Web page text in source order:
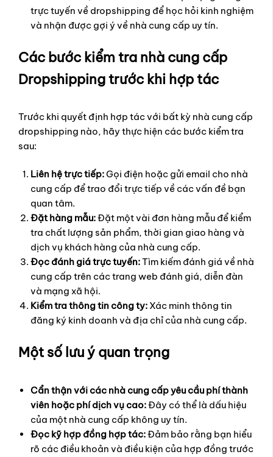
trực tuyến về dropshipping để học hỏi kinh nghiệm
và nhận được gợi ý về nhà cung cấp uy tín.
Các bước kiểm tra nhà cung cấp
Dropshipping trước khi hợp tác
Trước khi quyết định hợp tác với bất kỳ nhà cung cấp
dropshipping nào, hãy thực hiện các bước kiểm tra
sau:
Liên hệ trực tiếp:Gọi điện hoặc gửi email cho nhà
cung cấp để trao đổi trực tiếp về các vấn đề bạn
quan tâm.
Đặt hàng mẫu:Đặt một vài đơn hàng mẫu để kiểm
tra chất lượng sản phẩm, thời gian giao hàng và
dịch vụ khách hàng của nhà cung cấp.
Đọc đánh giá trực tuyến:Tìm kiếm đánh giá về nhà
cung cấp trên các trang web đánh giá, diễn đàn
và mạng xã hội.
Kiểm tra thông tin công ty: Xác minh thông tin
đăng ký kinh doanh và địa chỉ của nhà cung cấp.
Một số lưu ý quan trọng
Cẩn thận với các nhà cung cấp yêu cầu phí thành
viên hoặc phí dịch vụ cao:Đây có thể là dấu hiệu
của một nhà cung cấp không uy tín.
Đọc kỹ hợp đồng hợp tác:Đảm bảo rằng bạn hiểu
rõ các điều khoản và điều kiện của hợp đồng trước